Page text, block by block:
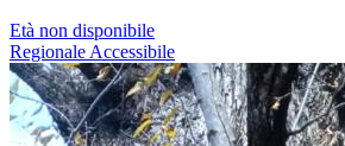
Età non disponibile
Regionale Accessibile